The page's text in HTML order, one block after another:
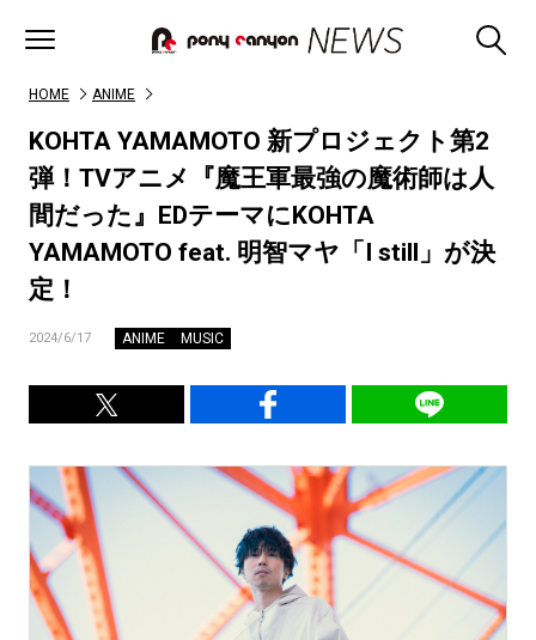
HOME ANIME
KOHTA YAMAMOTO 新プロジェクト第2
弾！TVアニメ『魔王軍最強の魔術師は人
間だった』EDテーマにKOHTA
YAMAMOTO feat. 明智マヤ「I still」が決
定！
2024/6/17 ANIME MUSIC